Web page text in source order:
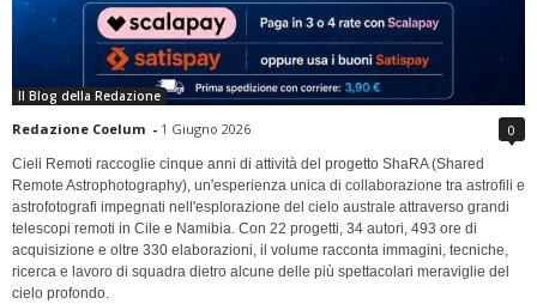
Il Blog della Redazione
Redazione Coelum - 1 Giugno 2026 0
Cieli Remoti raccoglie cinque anni di attività del progetto ShaRA (Shared
Remote Astrophotography), un'esperienza unica di collaborazione tra astrofili e
astrofotografi impegnati nell'esplorazione del cielo australe attraverso grandi
telescopi remoti in Cile e Namibia. Con 22 progetti, 34 autori, 493 ore di
acquisizione e oltre 330 elaborazioni, il volume racconta immagini, tecniche,
ricerca e lavoro di squadra dietro alcune delle più spettacolari meraviglie del
cielo profondo.